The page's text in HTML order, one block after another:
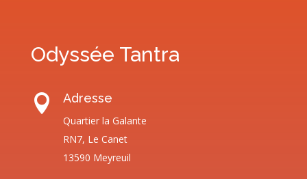
Odyssée Tantra
 Adresse
Quartier la Galante
RN7, Le Canet
13590 Meyreuil